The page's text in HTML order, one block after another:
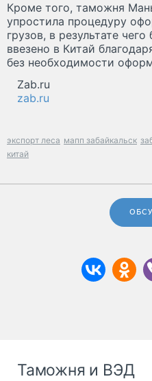
Кроме того, таможня
упростила процедуру
грузов, в результате
ввезено в Китай
без необходимости
Zab.ru
zab.ru
экспорт леса мапп забайкальск
китай
Таможня и ВЭД